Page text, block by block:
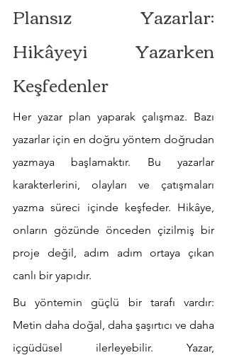
Plansız Yazarlar:
Hikâyeyi Yazarken
Keşfedenler
Her yazar plan yaparak çalışmaz. Bazı
yazarlar için en doğru yöntem doğrudan
yazmaya başlamaktır. Bu yazarlar
karakterlerini, olayları ve çatışmaları
yazma süreci içinde keşfeder. Hikâye,
onların gözünde önceden çizilmiş bir
proje değil, adım adım ortaya çıkan
canlı bir yapıdır.
Bu yöntemin güçlü bir tarafı vardır:
Metin daha doğal, daha şaşırtıcı ve daha
içgüdüsel ilerleyebilir. Yazar,